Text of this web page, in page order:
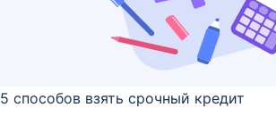
5 способов взять срочный кредит